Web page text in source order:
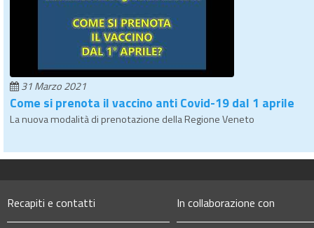
31 Marzo 2021
Come si prenota il vaccino anti Covid-19 dal 1 aprile
La nuova modalità di prenotazione della Regione Veneto
Recapiti e contatti In collaborazione con